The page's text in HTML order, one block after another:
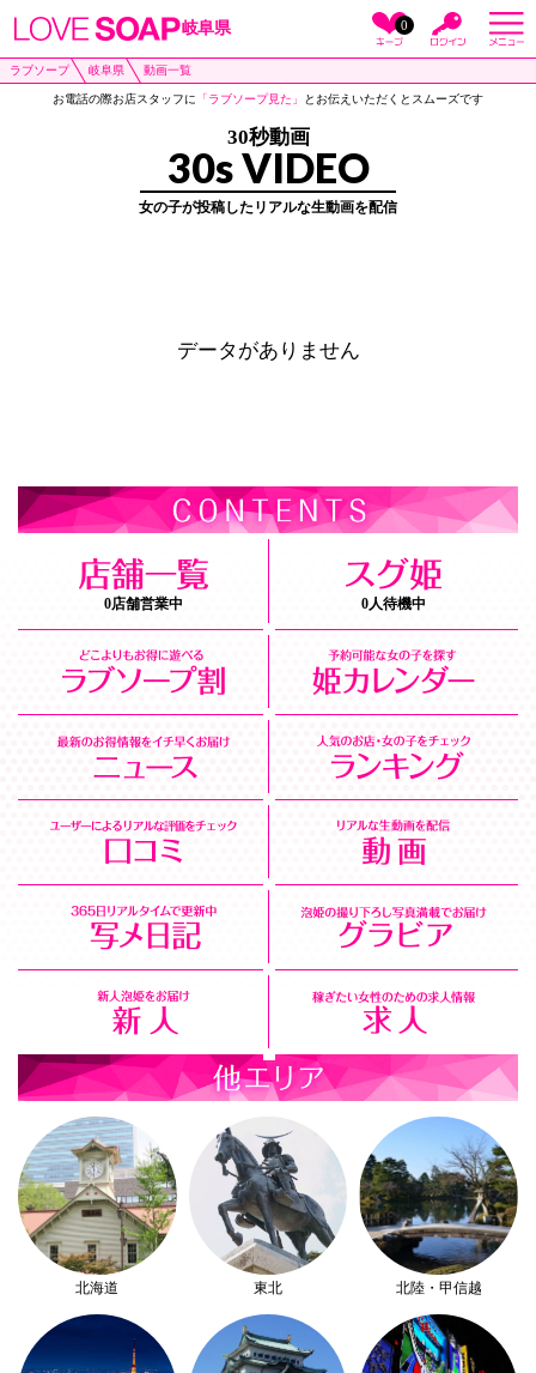
岐阜県 0
ラブソープ 岐阜県 動画一覧
お電話の際お店スタッフに 「ラブソープ見た」 とお伝えいただくとスムーズです
30秒動画
30s VIDEO
女の子が投稿したリアルな生動画を配信
データがありません
0店舗営業中 0人待機中
北海道 東北 北陸・甲信越